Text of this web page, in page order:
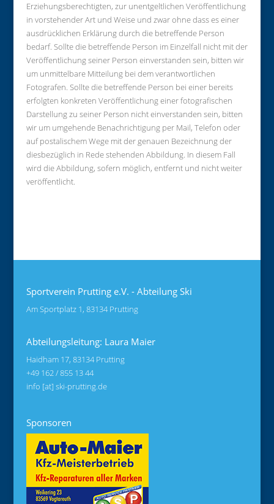
Erziehungsberechtigten, zur unentgeltlichen Veröffentlichung
in vorstehender Art und Weise und zwar ohne dass es einer
ausdrücklichen Erklärung durch die betreffende Person
bedarf. Sollte die betreffende Person im Einzelfall nicht mit der
Veröffentlichung seiner Person einverstanden sein, bitten wir
um unmittelbare Mitteilung bei dem verantwortlichen
Fotografen. Sollte die betreffende Person bei einer bereits
erfolgten konkreten Veröffentlichung einer fotografischen
Darstellung zu seiner Person nicht einverstanden sein, bitten
wir um umgehende Benachrichtigung per Mail, Telefon oder
auf postalischem Wege mit der genauen Bezeichnung der
diesbezüglich in Rede stehenden Abbildung. In diesem Fall
wird die Abbildung, sofern möglich, entfernt und nicht weiter
veröffentlicht.
Sportverein Prutting e.V. - Abteilung Ski
Am Sportplatz 1, 83134 Prutting
Abteilungsleitung: Laura Maier
Haidham 17, 83134 Prutting
+49 162 / 855 13 44
info [at] ski-prutting.de
Sponsoren